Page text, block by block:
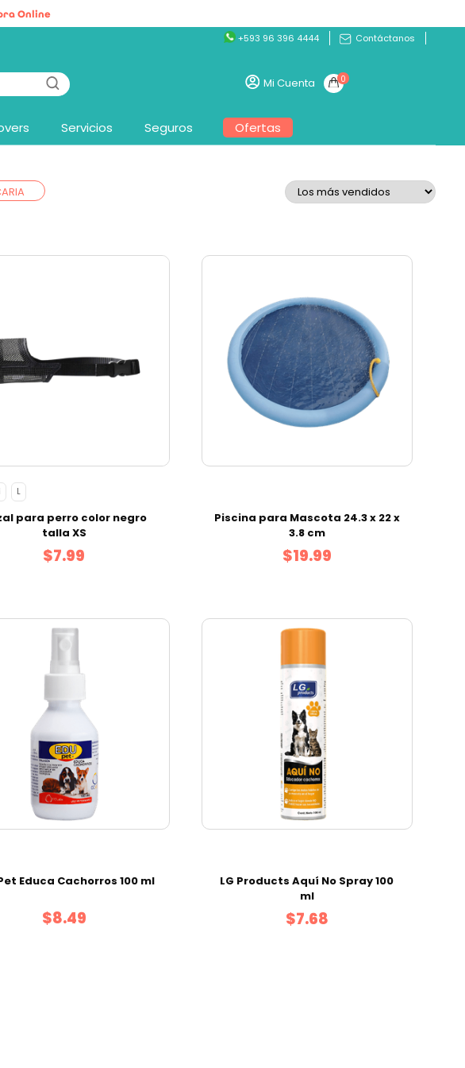
Online
+593 96 396 4444 Contáctanos
Mi Cuenta 0
Servicios Seguros Ofertas
L
para perro color negro
talla XS
$7.99
Piscina para Mascota 24.3 x 22 x
3.8 cm
$19.99
Educa Cachorros 100 ml
$8.49
LG Products Aquí No Spray 100
ml
$7.68